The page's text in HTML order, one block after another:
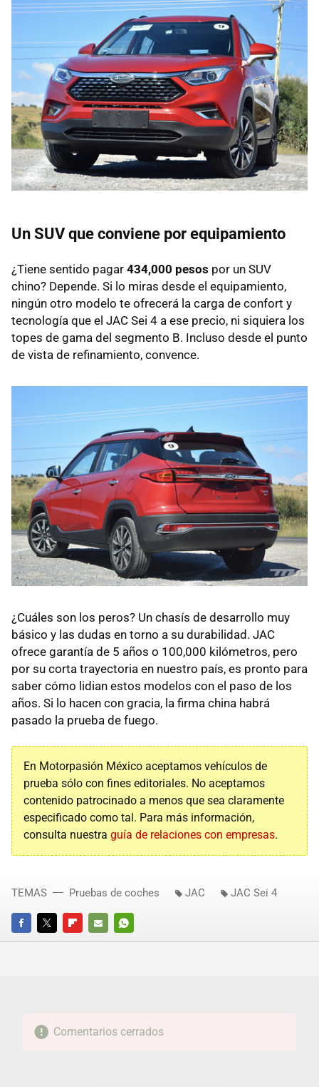
Un SUV que conviene por equipamiento
¿Tiene sentido pagar 434,000 pesos por un SUV
chino? Depende. Si lo miras desde el equipamiento,
ningún otro modelo te ofrecerá la carga de confort y
tecnología que el JAC Sei 4 a ese precio, ni siquiera los
topes de gama del segmento B. Incluso desde el punto
de vista de refinamiento, convence.
¿Cuáles son los peros? Un chasís de desarrollo muy
básico y las dudas en torno a su durabilidad. JAC
ofrece garantía de 5 años o 100,000 kilómetros, pero
por su corta trayectoria en nuestro país, es pronto para
saber cómo lidian estos modelos con el paso de los
años. Si lo hacen con gracia, la firma china habrá
pasado la prueba de fuego.
En Motorpasión México aceptamos vehículos de
prueba sólo con fines editoriales. No aceptamos
contenido patrocinado a menos que sea claramente
especificado como tal. Para más información,
consulta nuestra guía de relaciones con empresas.
FACEBOOKTWITTERFLIPBOARD
E-
WHATSAPP
TEMAS Pruebas de coches JAC JAC Sei 4
Comentarios cerrados